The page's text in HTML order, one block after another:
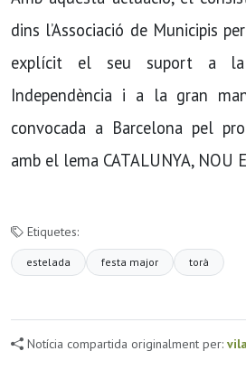
dins l’Associació de Municipis
explícit el seu suport a
Independència i a la gran
convocada a Barcelona pel
amb el lema CATALUNYA, NOU
Etiquetes:
estelada festa major torà
Notícia compartida originalment per: